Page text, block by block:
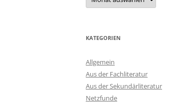
KATEGORIEN
Allgemein
Aus der Fachliteratur
Aus der Sekundärliteratur
Netzfunde